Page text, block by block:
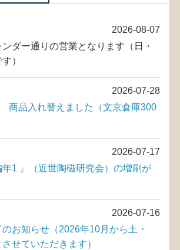
2026-08-07
ダー通りの営業となります（日・
）
2026-07-28
商品入れ替えました（文京倉庫300
2026-07-17
年1 』（近世陶磁研究会）の増刷が
2026-07-16
お知らせ（2026年10月から土・
せていただきます）